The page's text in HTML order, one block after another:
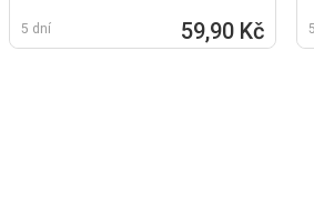
5 dní 59,90 Kč